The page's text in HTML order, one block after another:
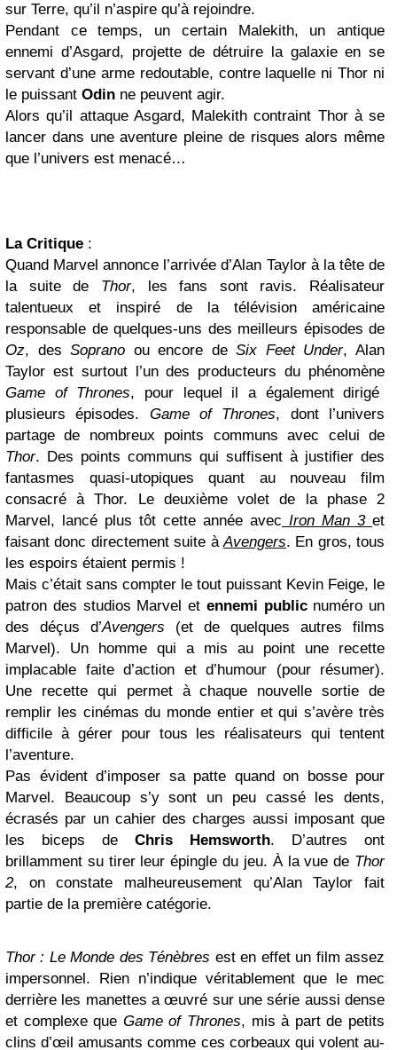
sur Terre, qu’il n’aspire qu’à rejoindre.
Pendant ce temps, un certain Malekith, un antique
ennemi d’Asgard, projette de détruire la galaxie en se
servant d’une arme redoutable, contre laquelle ni Thor ni
le puissant Odin ne peuvent agir.
Alors qu’il attaque Asgard, Malekith contraint Thor à se
lancer dans une aventure pleine de risques alors même
que l’univers est menacé…
La Critique :
Quand Marvel annonce l’arrivée d’Alan Taylor à la tête de
la suite de Thor, les fans sont ravis. Réalisateur
talentueux et inspiré de la télévision américaine
responsable de quelques-uns des meilleurs épisodes de
Oz, des Soprano ou encore deSix Feet Under, Alan
Taylor est surtout l’un des producteurs du phénomène
Game of Thrones, pour lequel il a également dirigé
plusieurs épisodes. Game of Thrones, dont l’univers
partage de nombreux points communs avec celui de
Thor. Des points communs qui suffisent à justifier des
fantasmes quasi-utopiques quant au nouveau film
consacré à Thor. Le deuxième volet de la phase 2
Marvel, lancé plus tôt cette année avec Iron Man 3 et
faisant donc directement suite àAvengers. En gros, tous
les espoirs étaient permis !
Mais c’était sans compter le tout puissant Kevin Feige, le
patron des studios Marvel et ennemi publicnuméro un
des déçus d’Avengers (et de quelques autres films
Marvel). Un homme qui a mis au point une recette
implacable faite d’action et d’humour (pour résumer).
Une recette qui permet à chaque nouvelle sortie de
remplir les cinémas du monde entier et qui s’avère très
difficile à gérer pour tous les réalisateurs qui tentent
l’aventure.
Pas évident d’imposer sa patte quand on bosse pour
Marvel. Beaucoup s’y sont un peu cassé les dents,
écrasés par un cahier des charges aussi imposant que
les biceps de Chris Hemsworth. D’autres ont
brillamment su tirer leur épingle du jeu. À la vue de Thor
2, on constate malheureusement qu’Alan Taylor fait
partie de la première catégorie.
Thor : Le Monde des Ténèbres est en effet un film assez
impersonnel. Rien n’indique véritablement que le mec
derrière les manettes a œuvré sur une série aussi dense
et complexe que Game of Thrones, mis à part de petits
clins d’œil amusants comme ces corbeaux qui volent au-